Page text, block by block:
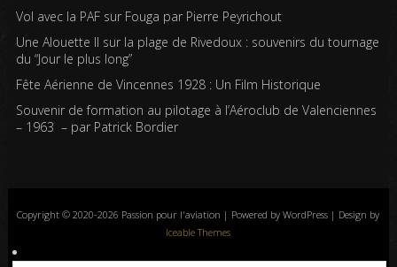
Vol avec la PAF sur Fouga par Pierre Peyrichout
Une Alouette II sur la plage de Rivedoux : souvenirs du tournage
du “Jour le plus long”
Fête Aérienne de Vincennes 1928 : Un Film Historique
Souvenir de formation au pilotage à l’Aéroclub de Valenciennes
– 1963 – par Patrick Bordier
Copyright © 2020-2026 Passion pour l'aviation | Powered by WordPress | Design by
Iceable Themes